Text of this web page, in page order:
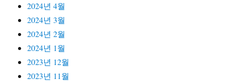
2024년 4월
2024년 3월
2024년 2월
2024년 1월
2023년 12월
2023년 11월